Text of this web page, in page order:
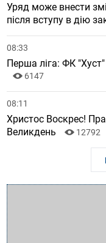
Уряд може внести
після вступу в дію
08:33
Перша ліга: ФК
6147
08:11
Христос Воскрес!
Великдень
12792